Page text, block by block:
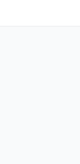
الخاصة بهم،...